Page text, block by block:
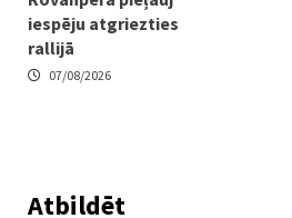
iespēju atgriezties
rallijā
07/08/2026
Atbildēt